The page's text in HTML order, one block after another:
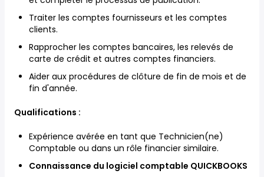
Traiter les comptes fournisseurs et les comptes
clients.
Rapprocher les comptes bancaires, les relevés de
carte de crédit et autres comptes financiers.
Aider aux procédures de clôture de fin de mois et de
fin d'année.
Qualifications :
Expérience avérée en tant que Technicien(ne)
Comptable ou dans un rôle financier similaire.
Connaissance du logiciel comptable QUICKBOOKS